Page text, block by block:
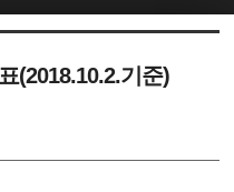
(2018.10.2.기준)
치북5